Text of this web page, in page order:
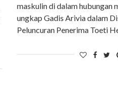
maskulin di dalam hubungan
ungkap Gadis Arivia dalam
Peluncuran Penerima Toeti